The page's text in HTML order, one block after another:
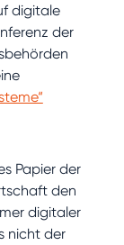
digitale
der
Papier der
den
digitaler
nicht der